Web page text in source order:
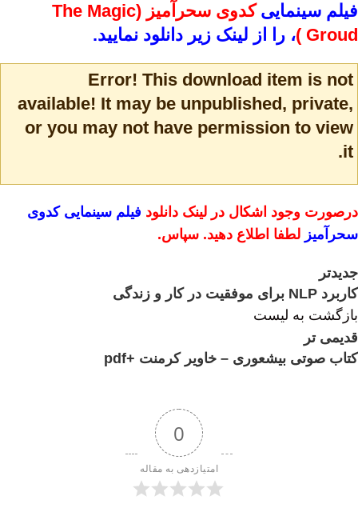
فیلم سینمایی
کدوی سحرآمیز (The Magic
Groud ) ، را از لینک زیر دانلود نمایید.
Error! This download item is not
available! It may be unpublished, private,
or you may not have permission to view
it.
درصورت وجود اشکال در لینک دانلود فیلم سینمایی کدوی
سحرآمیز لطفا اطلاع دهید. سپاس.
جدیدتر
کاربرد NLP برای موفقیت در کار و زندگی
بازگشت به لیست
قدیمی تر
کتاب صوتی بیشعوری – خاویر کرمنت +pdf
0
امتیازدهی به مقاله